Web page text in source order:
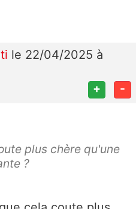
le 22/04/2025 à
+ -
plus chère qu'une
?